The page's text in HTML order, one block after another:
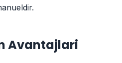
Avantajlari